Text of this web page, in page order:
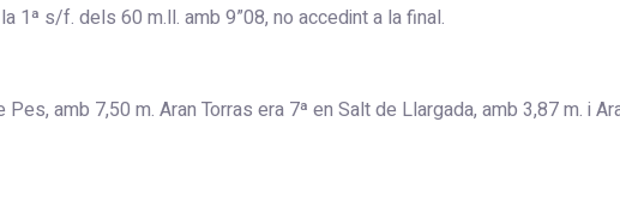
1ª s/f. dels 60 m.ll. amb 9”08, no accedint a la final.
amb 7,50 m. Aran Torras era 7ª en Salt de Llargada, amb 3,87 m. i